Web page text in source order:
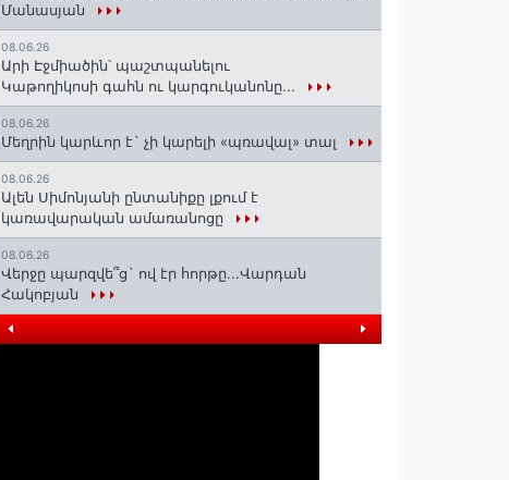
Մանասյան
08.06.26
Արի Էջմիածին՝ պաշտպանելու
Կաթողիկոսի գահն ու կարգուկանոնը...
08.06.26
Մեղրին կարևոր է` չի կարելի «պռավալ» տալ
08.06.26
Ալեն Սիմոնյանի ընտանիքը լքում է
կառավարական ամառանոցը
08.06.26
Վերջը պարզվե՞ց` ով էր հորթը...Վարդան
Հակոբյան